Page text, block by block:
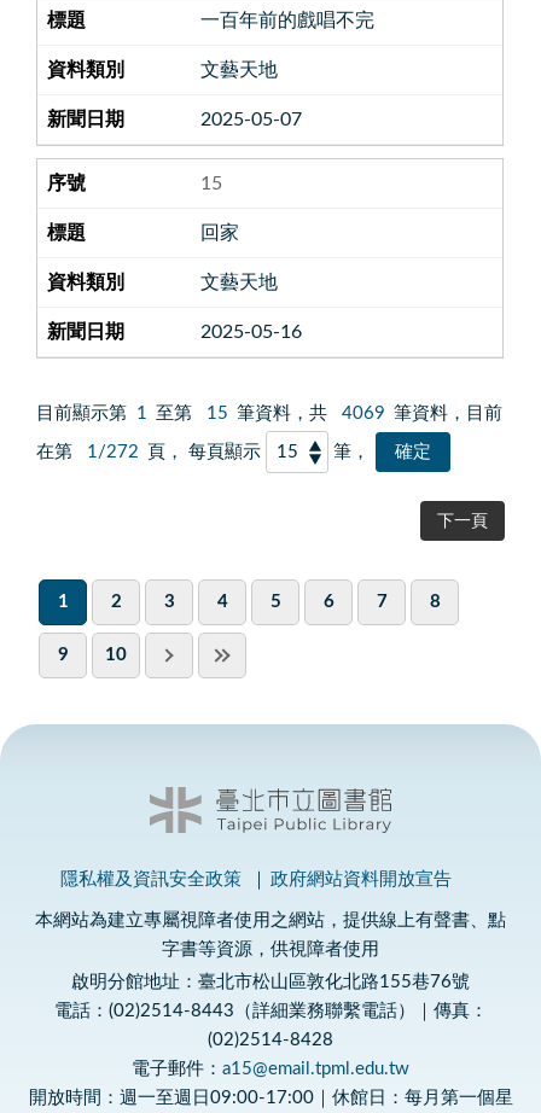
一百年前的戲唱不完
文藝天地
2025-05-07
15
回家
文藝天地
2025-05-16
目前顯示第 1 至第 15 筆資料，共 4069 筆資料，目前
在第 1/272 頁， 每頁顯示 筆，
下一頁
1 2 3 4 5 6 7 8
9 10
隱私權及資訊安全政策 政府網站資料開放宣告
本網站為建立專屬視障者使用之網站，提供線上有聲書、點
字書等資源，供視障者使用
啟明分館地址：臺北市松山區敦化北路155巷76號
電話：(02)2514-8443（詳細業務聯繫電話）｜傳真：
(02)2514-8428
電子郵件： a15@email.tpml.edu.tw
開放時間：週一至週日09:00-17:00｜休館日：每月第一個星